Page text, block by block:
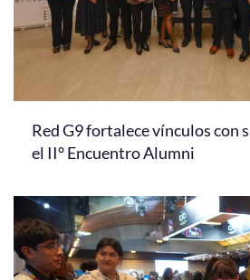
Red G9 fortalece vínculos con
el II° Encuentro Alumni